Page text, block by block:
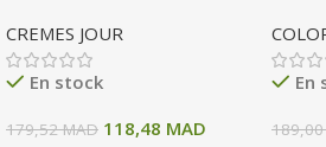
INTENSE 72H 50 ML
CREMES JOUR
En stock
179,52MAD 118,48 MAD
10 A
135
En